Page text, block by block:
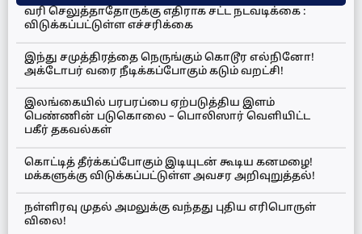
வரி செலுத்தாதோருக்கு எதிராக சட்ட நடவடிக்கை :
விடுக்கப்பட்டுள்ள எச்சரிக்கை
இந்து சமுத்திரத்தை நெருங்கும் கொடூர எல்நினோ!
அக்டோபர் வரை நீடிக்கப்போகும் கடும் வறட்சி!
இலங்கையில் பரபரப்பை ஏற்படுத்திய இளம்
பெண்ணின் படுகொலை – பொலிஸார் வெளியிட்ட
பகீர் தகவல்கள்
கொட்டித் தீர்க்கப்போகும் இடியுடன் கூடிய கனமழை!
மக்களுக்கு விடுக்கப்பட்டுள்ள அவசர அறிவுறுத்தல்!
நள்ளிரவு முதல் அமலுக்கு வந்தது புதிய எரிபொருள்
விலை!